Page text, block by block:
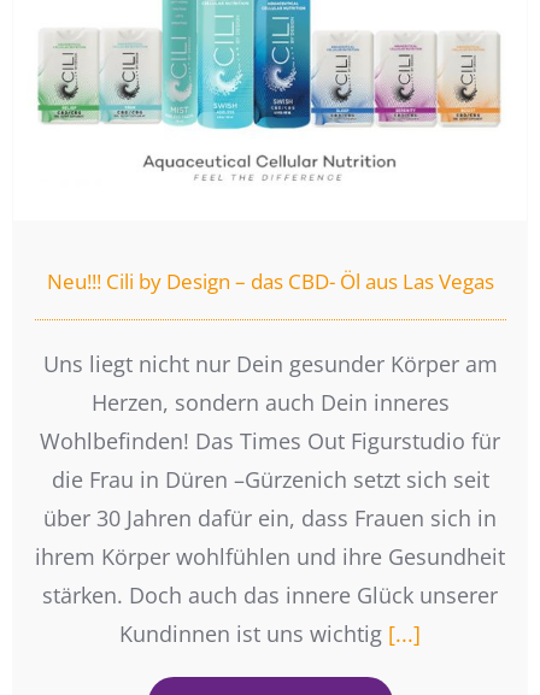
Neu!!! Cili by Design – das CBD- Öl aus Las Vegas
Uns liegt nicht nur Dein gesunder Körper am
Herzen, sondern auch Dein inneres
Wohlbefinden! Das Times Out Figurstudio für
die Frau in Düren –Gürzenich setzt sich seit
über 30 Jahren dafür ein, dass Frauen sich in
ihrem Körper wohlfühlen und ihre Gesundheit
stärken. Doch auch das innere Glück unserer
Kundinnen ist uns wichtig [...]